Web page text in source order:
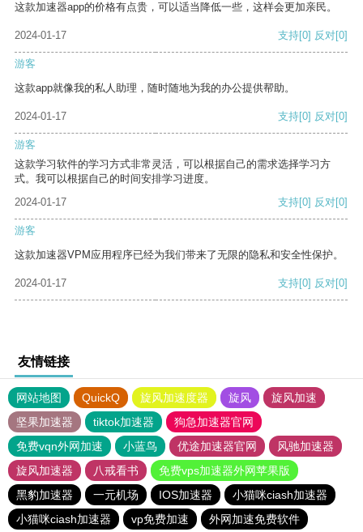
这款加速器app的价格有点贵，可以适当降低一些，这样会更加亲民。
2024-01-17 支持[0] 反对[0]
游客
这款app就像我的私人助理，随时随地为我的办公提供帮助。
2024-01-17 支持[0] 反对[0]
游客
这款学习软件的学习方式非常灵活，可以根据自己的需求选择学习方
式。我可以根据自己的时间安排学习进度。
2024-01-17
支持[0] 反对[0]
游客
这款加速器VPM应用程序已经为我们带来了无限的隐私和安全性保护。
2024-01-17 支持[0] 反对[0]
友情链接
网站地图 QuickQ 旋风加速度器 旋风
旋风加速
坚果加速器
tiktok加速器
狗急加速器官网
免费vqn外网加速
小蓝鸟 优途加速器官网
风驰加速器
旋风加速器
八戒看书
免费vps加速器外网苹果版
黑豹加速器
一元机场 IOS加速器
小猫咪ciash加速器
小猫咪ciash加速器
vp免费加速 外网加速免费软件